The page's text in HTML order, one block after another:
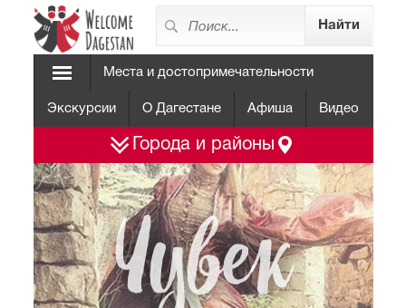
Места и достопримечательности
Экскурсии О Дагестане Афиша Видео
Города и районы
Чувек